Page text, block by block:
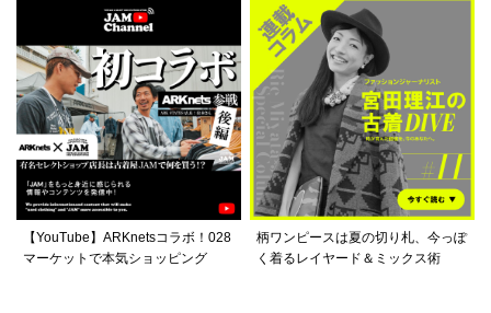
【YouTube】ARKnetsコラボ！028
マーケットで本気ショッピング
柄ワンピースは夏の切り札、今っぽ
く着るレイヤード＆ミックス術